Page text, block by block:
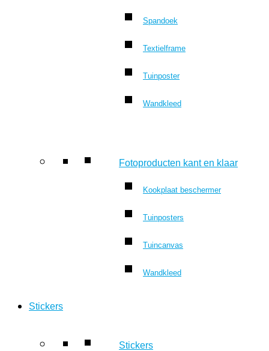
Spandoek
Textielframe
Tuinposter
Wandkleed
Fotoproducten kant en klaar
Kookplaat beschermer
Tuinposters
Tuincanvas
Wandkleed
Stickers
Stickers